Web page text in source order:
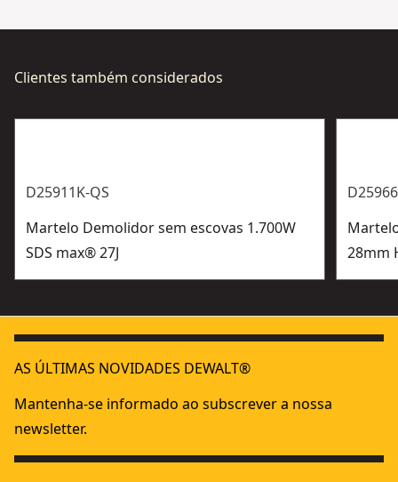
Clientes também considerados
D25911K-QS
Martelo Demolidor sem escovas 1.700W
SDS max® 27J
28mm
AS ÚLTIMAS NOVIDADES DEWALT®
Mantenha-se informado ao subscrever a nossa
newsletter.